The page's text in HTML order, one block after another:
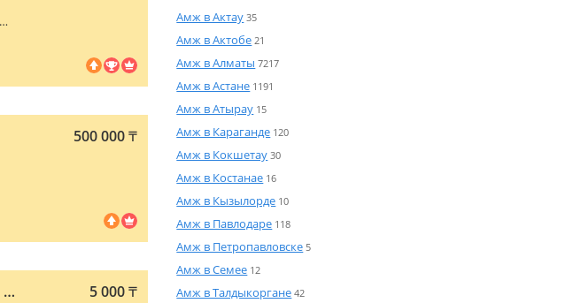
500 000₸
Свечи зажигания Mercedes, Мерседес W124, W210, W211, W212, W140, W220 5 000₸
Амж в Актау 35
Амж в Актобе 21
Амж в Алматы 7217
Амж в Астане 1191
Амж в Атырау 15
Амж в Караганде 120
Амж в Кокшетау 30
Амж в Костанае 16
Амж в Кызылорде 10
Амж в Павлодаре 118
Амж в Петропавловске 5
Амж в Семее 12
Амж в Талдыкоргане 42